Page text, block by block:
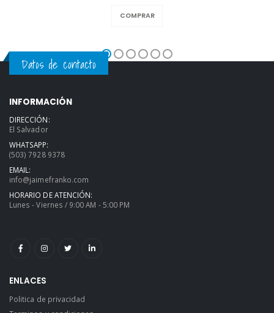
COMPRAR
Datos de contacto
INFORMACIÓN
DIRECCIÓN:
El Salvador
WHATSAPP:
(503) 7928 9378
EMAIL:
info@jaimefranko.com
HORARIO DE ATENCIÓN:
Lunes - Viernes / 9:00 AM - 5:00 PM
ENLACES
Politica de privacidad